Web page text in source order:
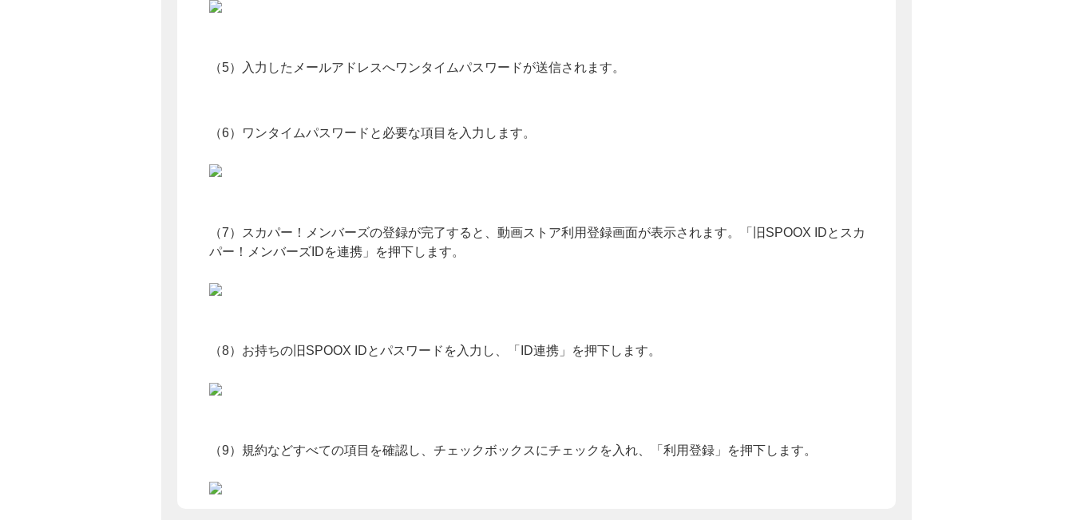
（5）入力したメールアドレスへワンタイムパスワードが送信されます。
（6）ワンタイムパスワードと必要な項目を入力します。
（7）スカパー！メンバーズの登録が完了すると、動画ストア利用登録画面が表示されます。「旧SPOOX IDとスカ
パー！メンバーズIDを連携」を押下します。
（8）お持ちの旧SPOOX IDとパスワードを入力し、「ID連携」を押下します。
（9）規約などすべての項目を確認し、チェックボックスにチェックを入れ、「利用登録」を押下します。